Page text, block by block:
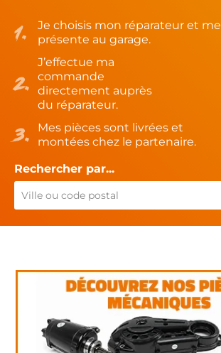
Je choisis mon réparateur et me
présente au garage.
J’effectue ma
commande
directement auprès
du réparateur.
Mes pièces sont livrées et
montées chez le partenaire.
Rechercher par...